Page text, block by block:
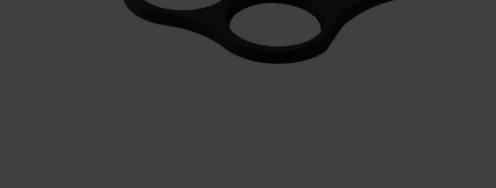
Gezondheid & Verzorging